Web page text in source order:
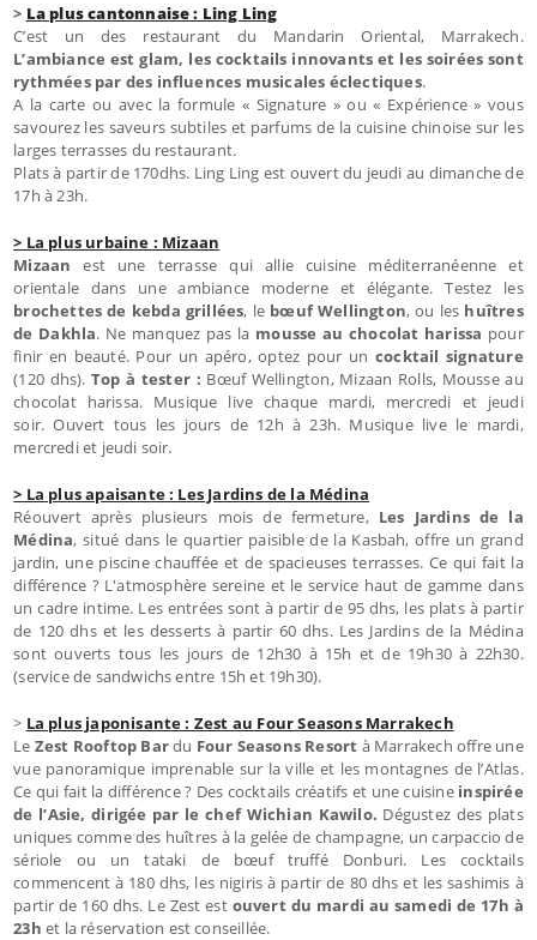
> La plus cantonnaise : Ling Ling
C’est un des restaurant du Mandarin Oriental, Marrakech.
L’ambiance est glam, les cocktails innovants et les soirées sont
rythmées par des influences musicales éclectiques.
A la carte ou avec la formule « Signature » ou « Expérience » vous
savourez les saveurs subtiles et parfums de la cuisine chinoise sur les
larges terrasses du restaurant.
Plats à partir de 170dhs. Ling Ling est ouvert du jeudi au dimanche de
17h à 23h.
> La plus urbaine : Mizaan
Mizaan est une terrasse qui allie cuisine méditerranéenne et
orientale dans une ambiance moderne et élégante. Testez les
brochettes de kebda grillées, le bœuf Wellington, ou les huîtres
de Dakhla. Ne manquez pas la mousse au chocolat harissa pour
finir en beauté. Pour un apéro, optez pour un cocktail signature
(120 dhs).Top à tester : Bœuf Wellington, Mizaan Rolls, Mousse au
chocolat harissa. Musique live chaque mardi, mercredi et jeudi
soir. Ouvert tous les jours de 12h à 23h. Musique live le mardi,
mercredi et jeudi soir.
> La plus apaisante : Les Jardins de la Médina
Réouvert après plusieurs mois de fermeture, Les Jardins de la
Médina, situé dans le quartier paisible de la Kasbah, offre un grand
jardin, une piscine chauffée et de spacieuses terrasses. Ce qui fait la
différence ? L'atmosphère sereine et le service haut de gamme dans
un cadre intime. Les entrées sont à partir de 95 dhs, les plats à partir
de 120 dhs et les desserts à partir 60 dhs. Les Jardins de la Médina
sont ouverts tous les jours de 12h30 à 15h et de 19h30 à 22h30.
(service de sandwichs entre 15h et 19h30).
> La plus japonisante : Zest au Four Seasons Marrakech
Le Zest Rooftop Bardu Four Seasons Resort à Marrakech offre une
vue panoramique imprenable sur la ville et les montagnes de l’Atlas.
Ce qui fait la différence ? Des cocktails créatifs et une cuisineinspirée
de l’Asie, dirigée par le chef Wichian Kawilo. Dégustez des plats
uniques comme des huîtres à la gelée de champagne, un carpaccio de
sériole ou un tataki de bœuf truffé Donburi. Les cocktails
commencent à 180 dhs, les nigiris à partir de 80 dhs et les sashimis à
partir de 160 dhs. Le Zest est ouvert du mardi au samedi de 17h à
23h et la réservation est conseillée.